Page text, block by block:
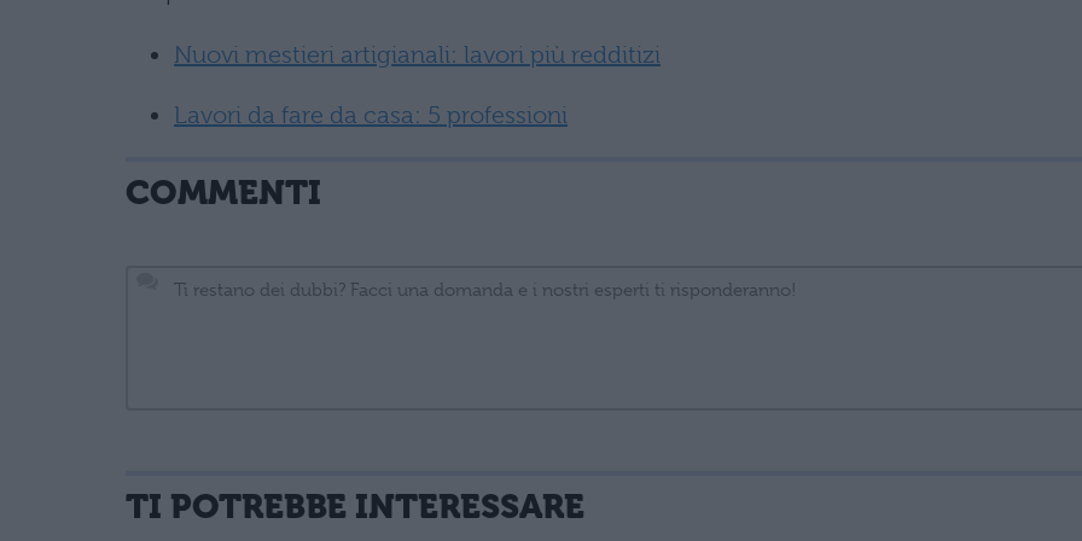
Nuovi mestieri artigianali: lavori più redditizi
Lavori da fare da casa: 5 professioni
COMMENTI
informativa privacy
. Pubblicando questo commento dai il consenso affinché un cookie salvi i tuoi dati (nome, email) per il prossimo commento.
TI POTREBBE INTERESSARE